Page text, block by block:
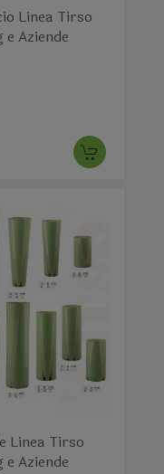
Linea Tirso
Aziende
Linea Tirso
Aziende